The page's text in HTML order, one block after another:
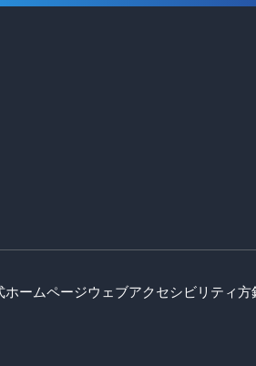
ホームページウェブアクセシビリティ方